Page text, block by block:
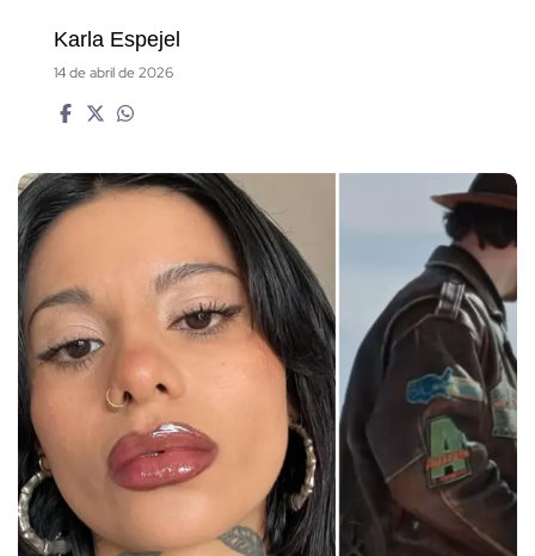
Karla Espejel
14 de abril de 2026